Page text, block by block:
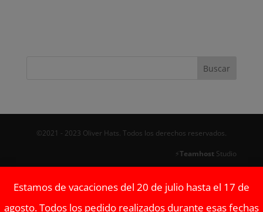
Estamos de vacaciones del 20 de julio hasta el 17 de
agosto. Todos los pedido realizados durante esas fechas
©2021 - 2023 Oliver Hats. Todos los derechos reservados.
⚡Teamhost Studio